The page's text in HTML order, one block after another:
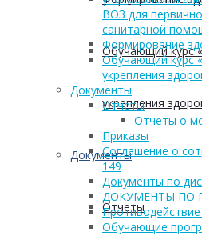
Обучающий курс
укрепления
Документы
Отчеты
ВОЗ для
санитарной
Формирование
Обучающий курс
укрепления
Документы
Отчеты
Отчеты о
Приказы
Соглашение о
149
Документы по
ДОКУМЕНТЫ ПО
Обучающие